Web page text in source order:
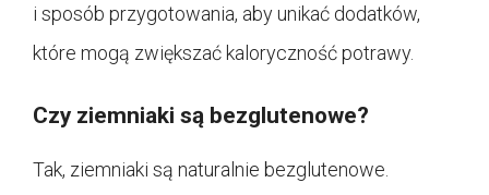
i sposób przygotowania, aby unikać dodatków,
które mogą zwiększać kaloryczność potrawy.
Czy ziemniaki są bezglutenowe?
Tak, ziemniaki są naturalnie bezglutenowe.